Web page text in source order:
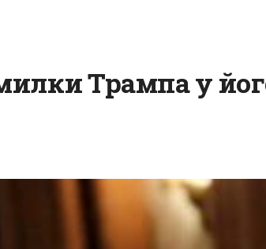
Трампа у